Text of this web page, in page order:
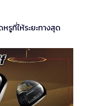
รูที่ให้ระยะทางสุด